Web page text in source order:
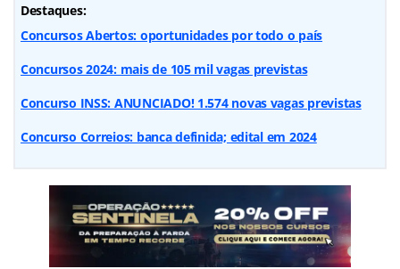
Destaques:
Concursos Abertos: oportunidades por todo o país
Concursos 2024: mais de 105 mil vagas previstas
Concurso INSS: ANUNCIADO! 1.574 novas vagas previstas
Concurso Correios: banca definida; edital em 2024